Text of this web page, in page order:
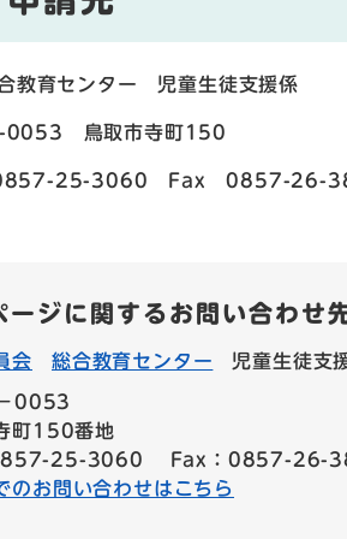
教育センター 児童生徒支援係
鳥取市寺町150
25-3060 Fax 0857-26-
ージに関するお問い合わせ
会 総合教育センター 児童生徒支
町150番地
25-3060
Fax：0857-26-
のお問い合わせはこちら